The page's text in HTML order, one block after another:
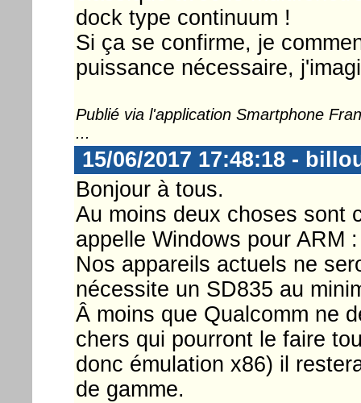
dock type continuum !
Si ça se confirme, je
puissance nécessaire,
Publié via l'application Smartphone
...
15/06/2017 17:48:18 -
Bonjour à tous.
Au moins deux choses sont
appelle Windows pour ARM :
Nos appareils actuels ne
nécessite un SD835 au
Â moins que Qualcomm ne
chers qui pourront le faire
donc émulation x86) il
de gamme.